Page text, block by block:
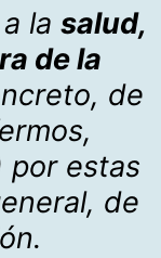
la salud,
de la
de
por estas
de